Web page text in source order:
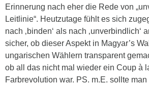
Erinnerung nach eher die Rede von
Leitlinie“. Heutzutage fühlt es sich
nach ‚binden‘ als nach ‚unverbindlich‘
sicher, ob dieser Aspekt in Magyar’s
ungarischen Wählern transparent
ob all das nicht mal wieder ein Coup à
Farbrevolution war. PS. m.E. sollte man